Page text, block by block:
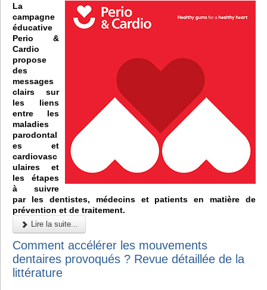
La
campagne
éducative
Perio &
Cardio
propose
des
messages
clairs sur
les liens
entre les
maladies
parodontal
es et
cardiovasc
ulaires et
les étapes
à suivre
par les dentistes, médecins et patients en matière de
prévention et de traitement.
Lire la suite...
Comment accélérer les mouvements
dentaires provoqués ? Revue détaillée de la
littérature